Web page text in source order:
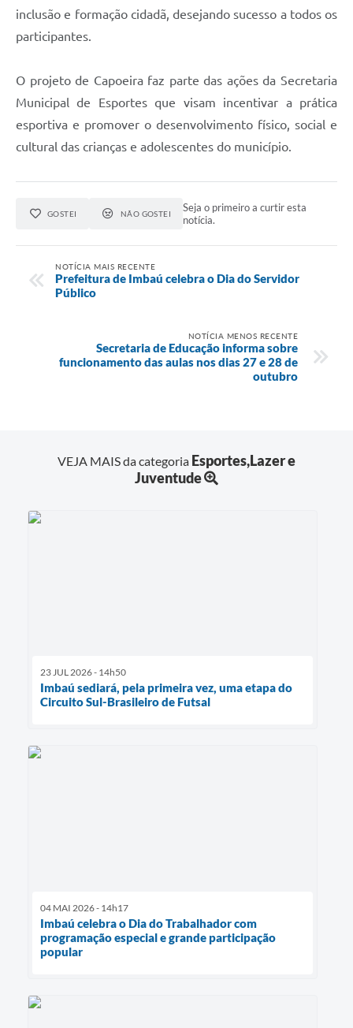
inclusão e formação cidadã, desejando sucesso a todos os
participantes.
O projeto de Capoeira faz parte das ações da Secretaria
Municipal de Esportes que visam incentivar a prática
esportiva e promover o desenvolvimento físico, social e
cultural das crianças e adolescentes do município.
GOSTEI NÃO GOSTEI
Seja o primeiro a curtir esta
notícia.
NOTÍCIA MAIS RECENTE
Prefeitura de Imbaú celebra o Dia do Servidor
Público
NOTÍCIA MENOS RECENTE
Secretaria de Educação informa sobre
funcionamento das aulas nos dias 27 e 28 de
outubro
VEJA MAIS da categoria Esportes,Lazer e
Juventude
23 JUL 2026 - 14h50
Imbaú sediará, pela primeira vez, uma etapa do
Circuito Sul-Brasileiro de Futsal
04 MAI 2026 - 14h17
Imbaú celebra o Dia do Trabalhador com
programação especial e grande participação
popular